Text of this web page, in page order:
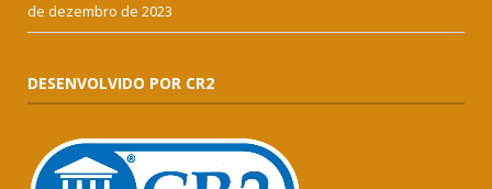
de dezembro de 2023
DESENVOLVIDO POR CR2